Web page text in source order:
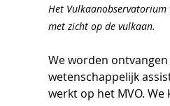
Het
met zicht op de vulkaan.
We worden
wetenschappelijk
werkt op het MVO. We